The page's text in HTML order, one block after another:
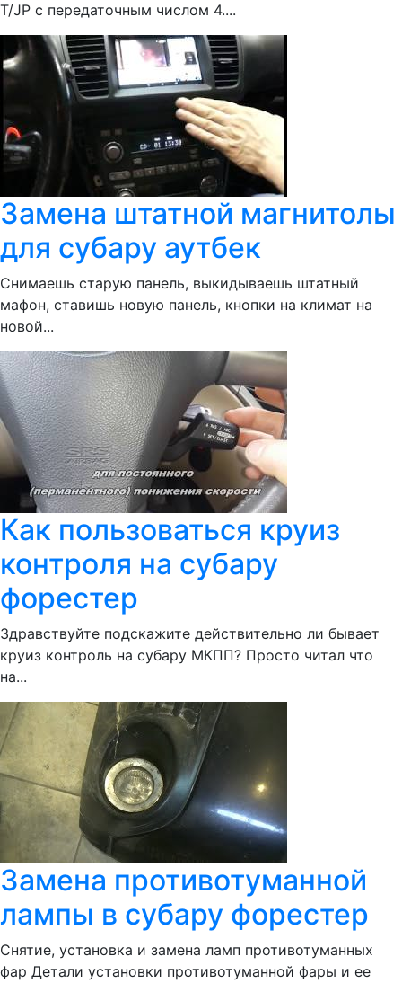
Т/JP с передаточным числом 4....
Замена штатной магнитолы
для субару аутбек
Снимаешь старую панель, выкидываешь штатный
мафон, ставишь новую панель, кнопки на климат на
новой...
Как пользоваться круиз
контроля на субару
форестер
Здравствуйте подскажите действительно ли бывает
круиз контроль на субару МКПП? Просто читал что
на...
Замена противотуманной
лампы в субару форестер
Снятие, установка и замена ламп противотуманных
фар Детали установки противотуманной фары и ее